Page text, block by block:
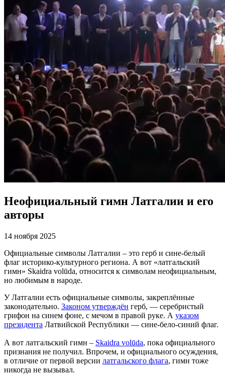
Неофициальный гимн Латгалии и его
авторы
14 ноября 2025
Официальные символы Латгалии – это герб и сине-белый
флаг историко-культурного региона. А вот «латгальский
гимн» Skaidra volūda, относится к символам неофициальным,
но любимым в народе.
У Латгалии есть официальные символы, закреплённые
законодательно. Законом утверждён герб, — серебристый
грифон на синем фоне, с мечом в правой руке. А указом
президента Латвийской Республики — сине-бело-синий флаг.
А вот латгальский гимн – Skaidra volūda, пока официального
признания не получил. Впрочем, и официального осуждения,
в отличие от первой версии латгальского флага, гимн тоже
никогда не вызывал.